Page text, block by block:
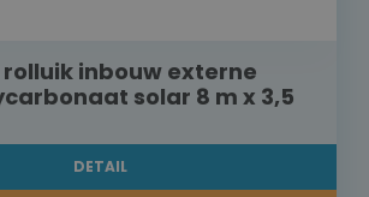
inbouw externe
solar 8 m x 3,5
DETAIL